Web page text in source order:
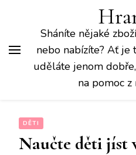
Sháníte nějaké
nebo nabízíte? Ať je
uděláte jenom
na pomoc z
DĚTI
Naučte děti jíst